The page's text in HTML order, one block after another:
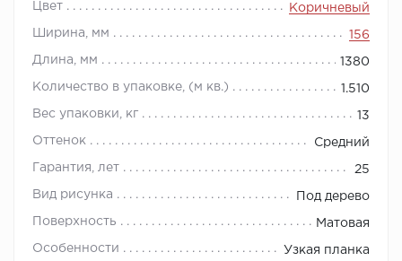
Цвет Коричневый
Ширина, мм 156
Длина, мм 1380
Количество в упаковке, (м кв.) 1.510
Вес упаковки, кг 13
Оттенок Средний
Гарантия, лет 25
Вид рисунка Под дерево
Поверхность Матовая
Особенности Узкая планка